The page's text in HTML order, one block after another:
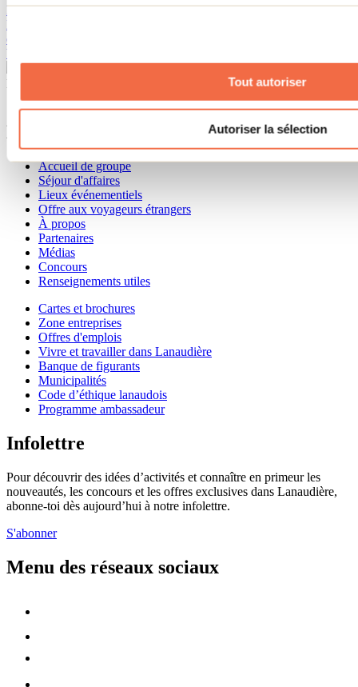
Tout autoriser
Autoriser la sélection
Envie de sortir des sentiers battus cet été? La caverne de la Chute-à-
Bull, te propose une expérience unique en pleine nature. Tu pourras
explorer l’intérieur d'une formation rocheuse fascinante, sans avoir
besoin d’équipement spécialisé.
Besoin d'information?
1 800 363-2788
Menu pied de page
Accueil de groupe
Séjour d'affaires
Lieux événementiels
Offre aux voyageurs étrangers
À propos
Partenaires
Médias
Concours
Renseignements utiles
Cartes et brochures
Zone entreprises
Offres d'emplois
Vivre et travailler dans Lanaudière
Banque de figurants
Municipalités
Code d’éthique lanaudois
Programme ambassadeur
Infolettre
Pour découvrir des idées d’activités et connaître en primeur les
nouveautés, les concours et les offres exclusives dans Lanaudière,
abonne-toi dès aujourd’hui à notre infolettre.
S'abonner
Menu des réseaux sociaux